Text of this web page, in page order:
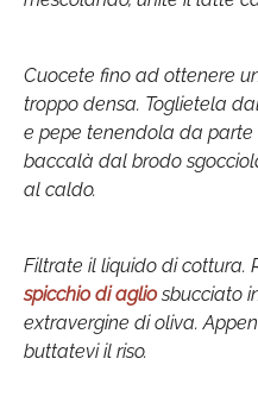
Cuocete fino ad ottenere
troppo densa. Toglietela
e pepe tenendola da parte
baccalà dal brodo
al caldo.
Filtrate il liquido di cottura.
spicchio di agliosbucciato
extravergine di oliva.
buttatevi il riso.